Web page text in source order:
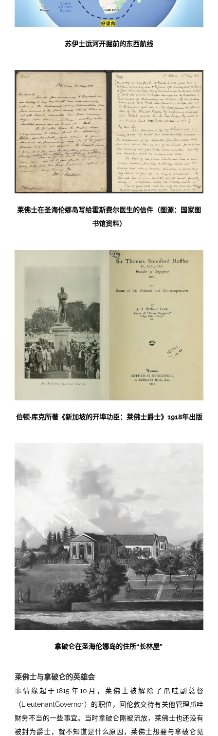
苏伊士运河开掘前的东西航线
莱佛士在圣海伦娜岛写给霍斯费尔医生的信件（图源：国家图
书馆资料）
伯顿·库克所著《新加坡的开埠功臣：莱佛士爵士》1918年出版
拿破仑在圣海伦娜岛的住所“长林屋”
莱佛士与拿破仑的英雄会
事情缘起于1815 年10 月， 莱佛士被解除了爪哇副总督
（ LieutenantGovernor）的职位，回伦敦交待有关他管理爪哇
财务不当的一些事宜。当时拿破仑刚被流放， 莱佛士也还没有
被封为爵士，就不知道是什么原因，莱佛士想要与拿破仑见